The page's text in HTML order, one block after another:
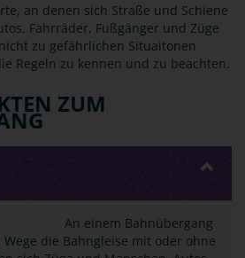
an denen sich Straße und Schiene
Fahrräder, Fußgänger und Züge
zu gefährlichen Situaitonen
Regeln zu kennen und zu beachten.
ZUM
An einem Bahnübergang
die Bahngleise mit oder ohne